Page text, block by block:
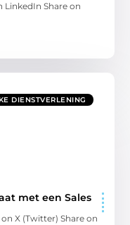
LinkedIn Share on
DIENSTVERLENING
met een Sales
X (Twitter) Share on